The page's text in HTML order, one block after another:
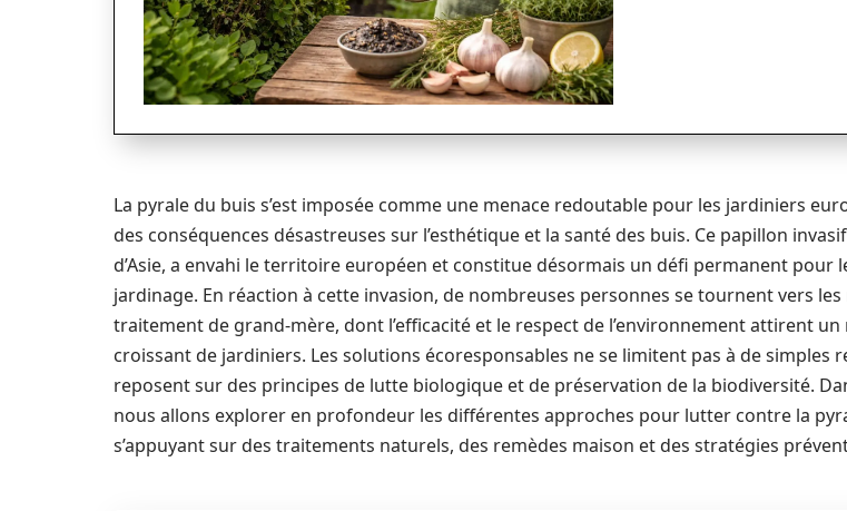
La pyrale du buis s’est imposée comme une menace redoutable pour les jardiniers
des conséquences désastreuses sur l’esthétique et la santé des buis. Ce papillon
d’Asie, a envahi le territoire européen et constitue désormais un défi permanent pour
jardinage. En réaction à cette invasion, de nombreuses personnes se tournent vers
traitement de grand-mère, dont l’efficacité et le respect de l’environnement attirent
croissant de jardiniers. Les solutions écoresponsables ne se limitent pas à de simples
reposent sur des principes de lutte biologique et de préservation de la biodiversité.
nous allons explorer en profondeur les différentes approches pour lutter contre la
s’appuyant sur des traitements naturels, des remèdes maison et des stratégies